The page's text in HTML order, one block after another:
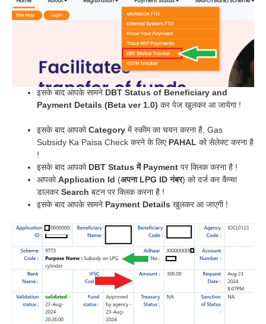
इसके बाद आपके सामने DBT Status of Beneficiary and
Payment Details (Beta ver 1.0) कर पेज खुलकर आ जायेगा !
इसके बाद आपकोCategory में स्कीम का चयन करना है, Gas
Subsidy Ka Paisa Check करने के लिए PAHAL को सेलेक्ट करना है
!
इसके बाद आपको DBT Status में Payment पर क्लिक करना है !
आपकोApplication Id (अपना LPG ID नंबर) को दर्ज कर कैप्चा
डालकरSearch बटन पर क्लिक करना है !
इसके बाद आपके सामने Payment Details खुलकर आ जाएगी !